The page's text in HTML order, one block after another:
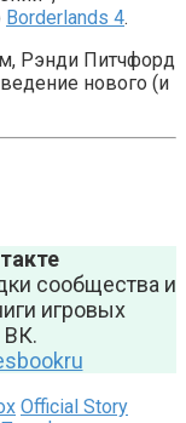
Borderlands 4.
Рэнди Питчфорд
нового (и
сообщества и
игровых
ВК.
Official Story